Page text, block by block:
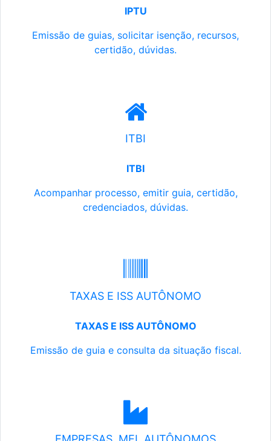
IPTU
Emissão de guias, solicitar isenção, recursos,
certidão, dúvidas.
ITBI
ITBI
Acompanhar processo, emitir guia, certidão,
credenciados, dúvidas.
TAXAS E ISS AUTÔNOMO
TAXAS E ISS AUTÔNOMO
Emissão de guia e consulta da situação fiscal.